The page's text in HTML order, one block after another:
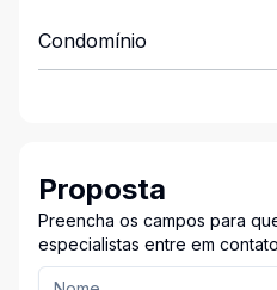
Condomínio
Proposta
Preencha os campos para
especialistas entre em contato